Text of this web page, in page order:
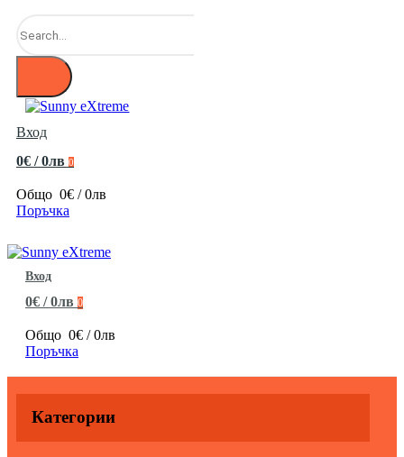
Вход
0€ / 0лв 0
Общо 0€ / 0лв
Поръчка
Вход
0€ / 0лв 0
Общо 0€ / 0лв
Поръчка
Категории